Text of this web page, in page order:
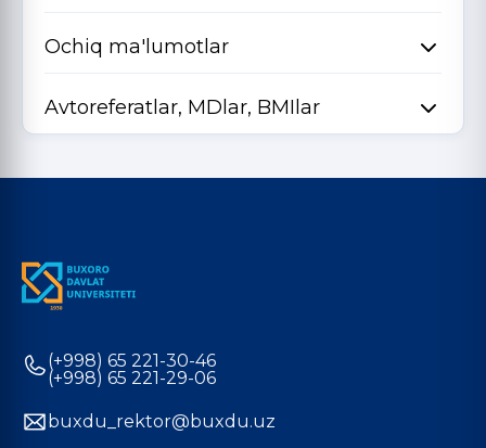
Ochiq ma'lumotlar
Avtoreferatlar, MDlar, BMIlar
(+998) 65 221-30-46
(+998) 65 221-29-06
buxdu_rektor@buxdu.uz